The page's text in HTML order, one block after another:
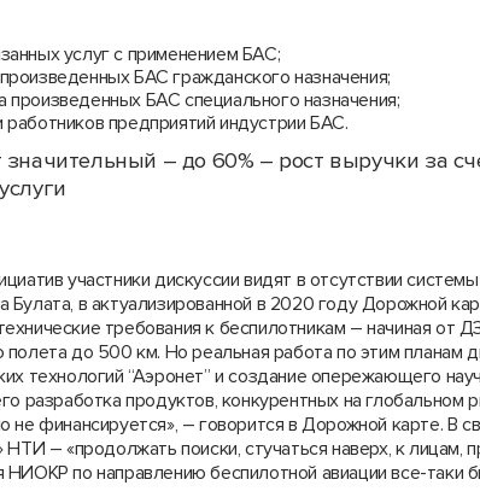
услуг с применением БАС;
БАС гражданского назначения;
БАС специального назначения;
предприятий индустрии БАС.
– до 60% – рост выручки за
участники дискуссии видят в отсутствии системы
в актуализированной в 2020 году Дорожной
требования к беспилотникам – начиная от
полета до 500 км. Но реальная работа по этим планам
технологий “Аэронет” и создание опережающего
разработка продуктов, конкурентных на глобальном
финансируется», – говорится в Дорожной карте. В
– «продолжать поиски, стучаться наверх, к лицам,
по направлению беспилотной авиации все-таки